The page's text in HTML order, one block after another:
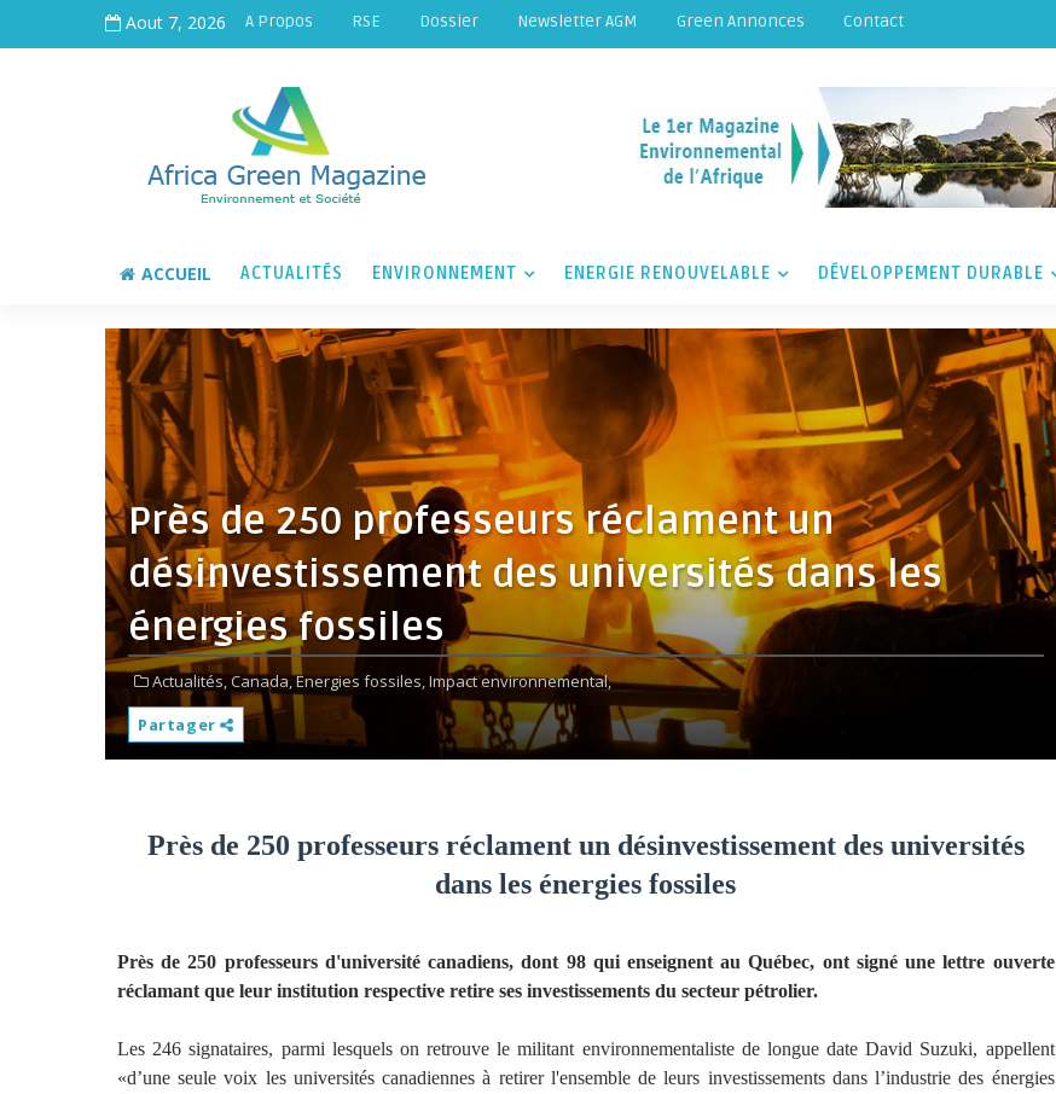
Aout 7, 2026 A Propos RSE Dossier Newsletter AGM Green Annonces Contact
ACCUEIL ACTUALITÉS ENVIRONNEMENT ENERGIE RENOUVELABLE DÉVELOPPEMENT DURABLE
Près de 250 professeurs réclament un
désinvestissement des universités dans les
énergies fossiles
Actualités,Canada,Energies fossiles,Impact environnemental,
Partager
Près de 250 professeurs réclament un désinvestissement des universités
dans les énergies fossiles
Près de 250 professeurs d'université canadiens, dont 98 qui enseignent au Québec, ont signé une lettre ouverte
réclamant que leur institution respective retire ses investissements du secteur pétrolier.
Les 246 signataires, parmi lesquels on retrouve le militant environnementaliste de longue date David Suzuki, appellent
«d’une seule voix les universités canadiennes à retirer l'ensemble de leurs investissements dans l’industrie des énergies